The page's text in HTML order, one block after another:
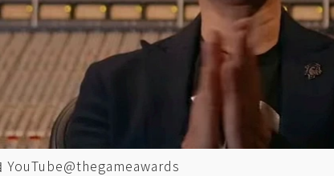
YouTube@thegameawards